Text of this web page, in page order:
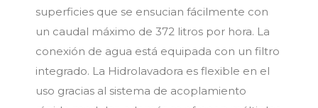
superficies que se ensucian fácilmente con
un caudal máximo de 372 litros por hora. La
conexión de agua está equipada con un filtro
integrado. La Hidrolavadora es flexible en el
uso gracias al sistema de acoplamiento